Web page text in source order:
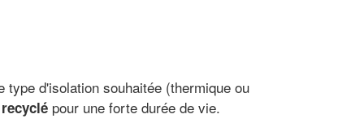
d'isolation souhaitée (thermique ou
pour une forte durée de vie.